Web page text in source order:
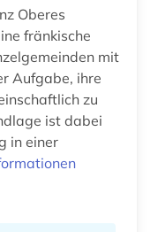
Oberes
fränkische
mit
Aufgabe, ihre
zu
ist dabei
in einer